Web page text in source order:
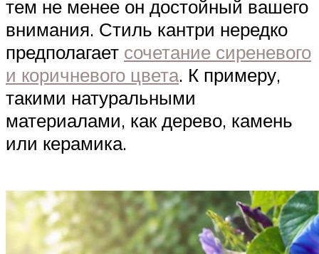
тем не менее он достойный вашего
внимания. Стиль кантри нередко
предполагает сочетание сиреневого
и коричневого цвета. К примеру,
такими натуральными
материалами, как дерево, камень
или керамика.